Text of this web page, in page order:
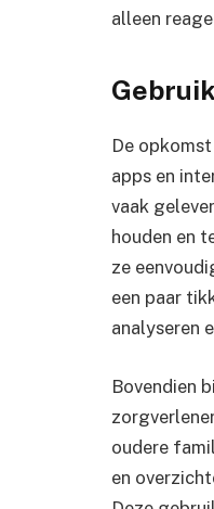
alleen
De
apps en
vaak
houden en
ze
een paar
analyseren
Bovendien
oudere
en